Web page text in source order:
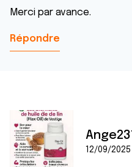
Merci par avance.
Répondre
12/09/